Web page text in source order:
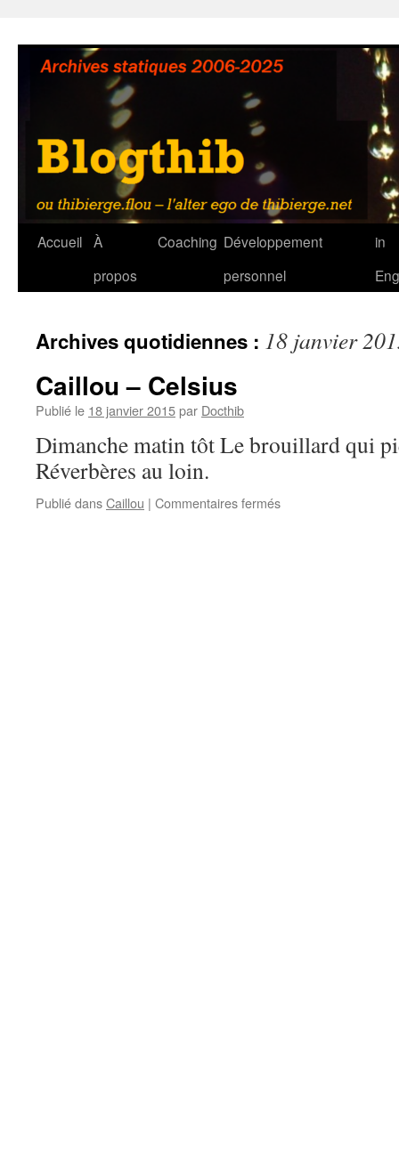
contenu
Accueil À
propos
Coaching Développement
personnel
in
Archives quotidiennes : 18 janvier
Caillou – Celsius
Publié le 18 janvier 2015par Docthib
Dimanche matin tôt Le brouillard qui
Réverbères au loin.
Publié dansCaillou | Commentaires ferméssur